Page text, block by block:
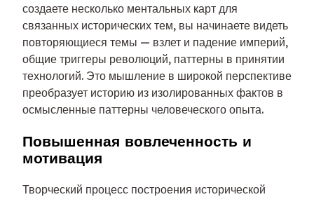
создаете несколько ментальных карт для
связанных исторических тем, вы начинаете видеть
повторяющиеся темы — взлет и падение империй,
общие триггеры революций, паттерны в принятии
технологий. Это мышление в широкой перспективе
преобразует историю из изолированных фактов в
осмысленные паттерны человеческого опыта.
Повышенная вовлеченность и
мотивация
Творческий процесс построения исторической